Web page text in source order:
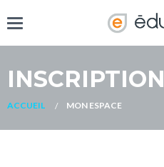
INSCRIPTION
ACCUEIL MON ESPACE